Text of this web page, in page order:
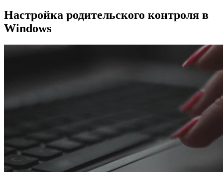
Настройка родительского контроля в
Windows